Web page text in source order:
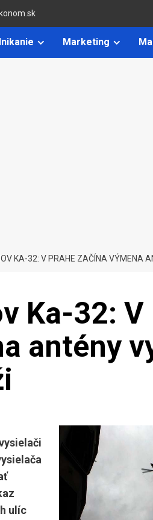
Marketing
KA-32: V PRAHE ZAČÍNA VÝMENA
Ka-32: V
antény
ulíc